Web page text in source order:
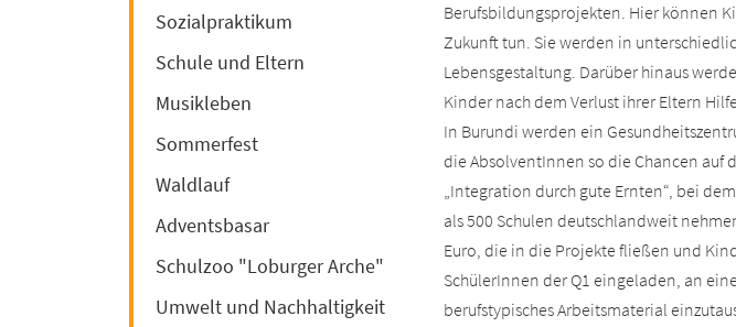
Sozialpraktikum
Schule und Eltern
Musikleben
Sommerfest
Waldlauf
Adventsbasar
Schulzoo "Loburger Arche"
Umwelt und Nachhaltigkeit
Berufsbildungsprojekten. Hier können
Zukunft tun. Sie werden in
Lebensgestaltung. Darüber hinaus
Kinder nach dem Verlust ihrer Eltern
In Burundi werden ein
die AbsolventInnen so die Chancen auf
„Integration durch gute Ernten“, bei
als 500 Schulen deutschlandweit
Euro, die in die Projekte fließen und
SchülerInnen der Q1 eingeladen, an
berufstypisches Arbeitsmaterial